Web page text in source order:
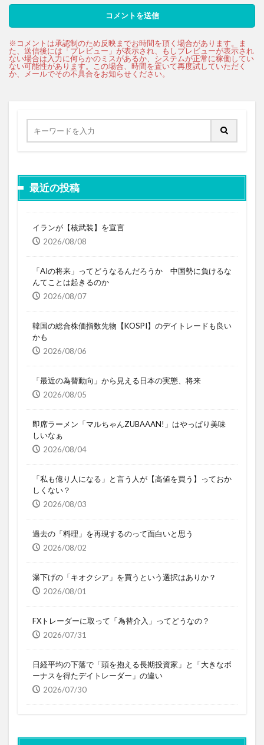
最近の投稿
イランが【核武装】を宣言
2026/08/08
「AIの将来」ってどうなるんだろうか 中国勢に負けるな
んてことは起きるのか
2026/08/07
韓国の総合株価指数先物【KOSPI】のデイトレードも良い
かも
2026/08/06
「最近の為替動向」から見える日本の実態、将来
2026/08/05
即席ラーメン「マルちゃんZUBAAAN!」はやっぱり美味
しいなぁ
2026/08/04
「私も億り人になる」と言う人が【高値を買う】っておか
しくない？
2026/08/03
過去の「料理」を再現するのって面白いと思う
2026/08/02
瀑下げの「キオクシア」を買うという選択はありか？
2026/08/01
FXトレーダーに取って「為替介入」ってどうなの？
2026/07/31
日経平均の下落で「頭を抱える長期投資家」と「大きなボ
ーナスを得たデイトレーダー」の違い
2026/07/30